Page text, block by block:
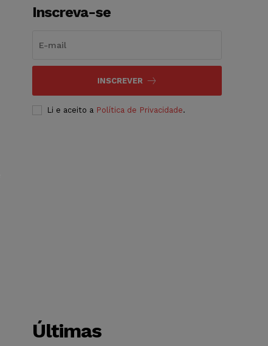
Inscreva-se
INSCREVER
Li e aceito a Política de Privacidade.
Últimas